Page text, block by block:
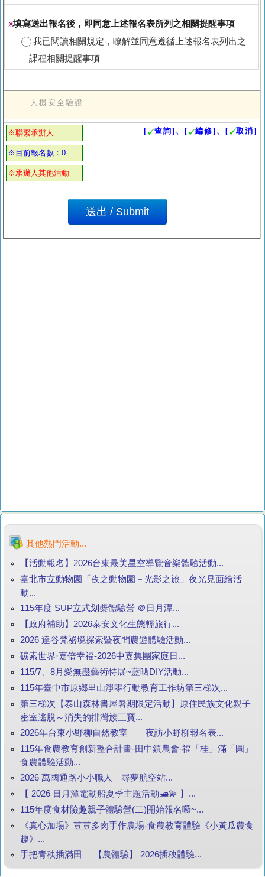
※填寫送出報名後，即同意上述報名表所列之相關提醒事項
我已閱讀相關規定，瞭解並同意遵循上述報名表列出之
課程相關提醒事項
人機安全驗證
※聯繫承辦人
※目前報名數：0
※承辦人其他活動
[ 查詢]、[ 編修]、[ 取消]
其他熱門活動...
【活動報名】2026台東最美星空導覽音樂體驗活動...
臺北市立動物園「夜之動物園－光影之旅」夜光見面繪活
動...
115年度 SUP立式划槳體驗營 ＠日月潭...
【政府補助】2026泰安文化生態輕旅行...
2026 達谷梵祕境探索暨夜間農遊體驗活動...
碳索世界·嘉倍幸福-2026中嘉集團家庭日...
115/7、8月愛無盡藝術特展~藍晒DIY活動...
115年臺中市原鄉里山淨零行動教育工作坊第三梯次...
第三梯次【泰山森林書屋暑期限定活動】原住民族文化親子
密室逃脫～消失的排灣族三寶...
2026年台東小野柳自然教室——夜訪小野柳報名表...
115年食農教育創新整合計畫-田中鎮農會-福「桂」滿「圓」
食農體驗活動...
2026 萬國通路小小職人｜尋夢航空站...
【 2026 日月潭電動船夏季主題活動🛥️💫 】...
115年度食材險趣親子體驗營(二)開始報名囉~...
《真心加場》荳荳多肉手作農場-食農教育體驗《小黃瓜農食
趣》...
手把青秧插滿田 —【農體驗】 2026插秧體驗...